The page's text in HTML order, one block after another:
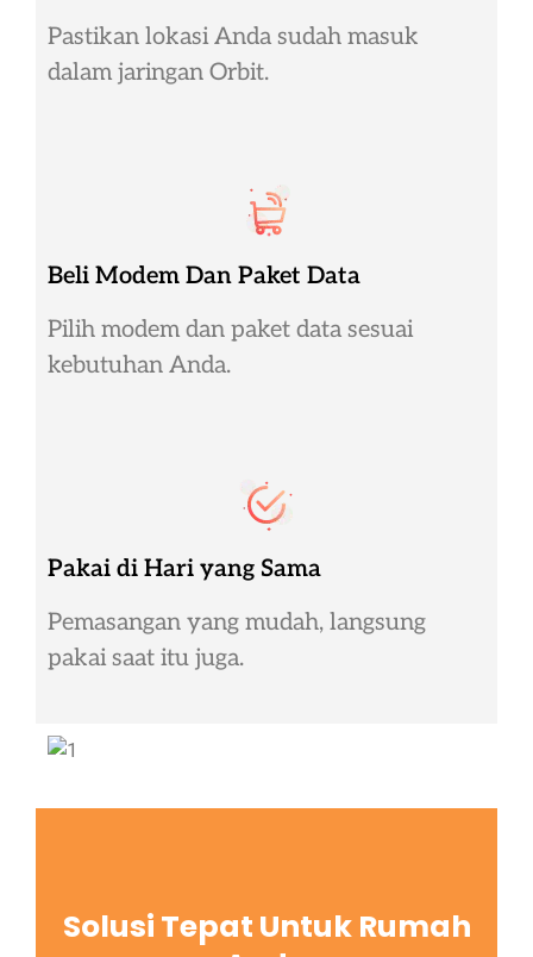
Pastikan lokasi Anda sudah masuk
dalam jaringan Orbit.
Beli Modem Dan Paket Data
Pilih modem dan paket data sesuai
kebutuhan Anda.
Pakai di Hari yang Sama
Pemasangan yang mudah, langsung
pakai saat itu juga.
Solusi Tepat Untuk Rumah